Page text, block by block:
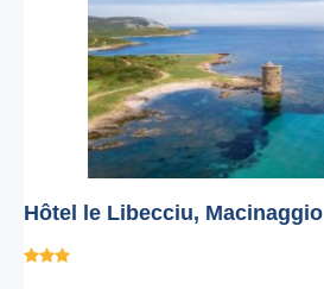
Hôtel le Libecciu, Macinaggio